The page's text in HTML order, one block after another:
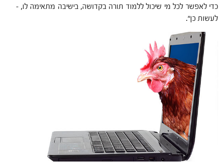
כדי לאפשר לכל מי שיכול ללמוד תורה בקדושה, בישיבה מתאימה לו, –
לעשות כן".